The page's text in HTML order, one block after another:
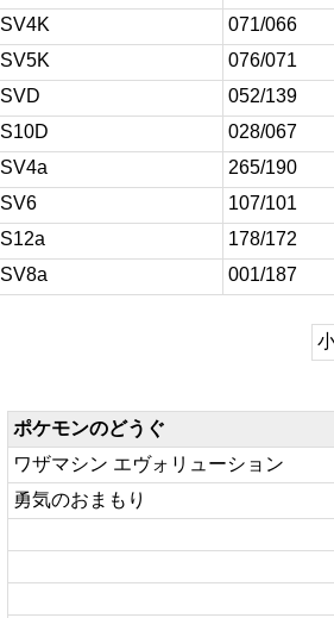
SV4K
071/066
SV5K
076/071
SVD
052/139
S10D
028/067
SV4a
265/190
SV6
107/101
S12a
178/172
SV8a 001/187
ポケモンのどうぐ
ワザマシン エヴォリューション
勇気のおまもり